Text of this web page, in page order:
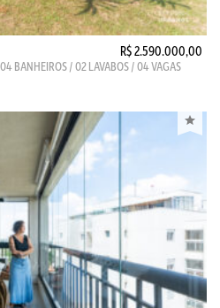
R$ 2.590.000,00
BANHEIROS / 02 LAVABOS / 04 VAGAS